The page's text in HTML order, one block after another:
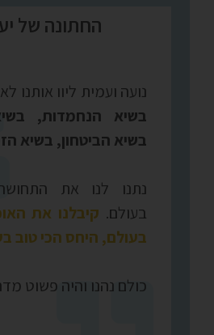
החתונה של
נועה ועמית ליוו אותנו
בשיא הנחמדות,
בשיא הביטחון, בשיא
נתנו לנו את
בעולם. קיבלנו את
בעולם, היחס הכי טוב
כולם נהנו והיה פשוט